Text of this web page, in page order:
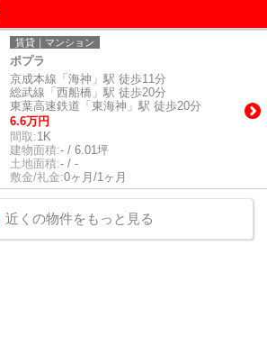
賃貸｜マンション
ポプラ
京成本線「海神」駅 徒歩11分
総武線「西船橋」駅 徒歩20分
東葉高速鉄道「東海神」駅 徒歩20分
6.6万円
間取:1K
建物面積:- / 6.01坪
土地面積:- / -
敷金/礼金:0ヶ月/1ヶ月
近くの物件をもっと見る